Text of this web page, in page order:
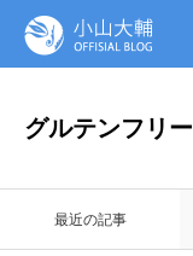
グルテンフリー
最近の記事